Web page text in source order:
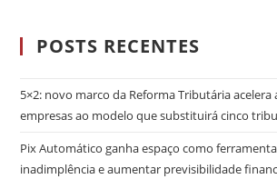
POSTS RECENTES
5×2: novo marco da Reforma Tributária acelera
empresas ao modelo que substituirá cinco
Pix Automático ganha espaço como
inadimplência e aumentar previsibilidade